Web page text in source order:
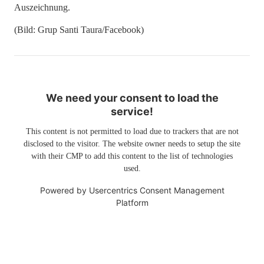
Auszeichnung.
(Bild: Grup Santi Taura/Facebook)
We need your consent to load the
service!
This content is not permitted to load due to trackers that are not
disclosed to the visitor. The website owner needs to setup the site
with their CMP to add this content to the list of technologies
used.
Powered by Usercentrics Consent Management
Platform